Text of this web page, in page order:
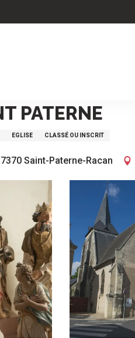
PATERNE
EGLISE CLASSÉ OU INSCRIT
Saint-Paterne-Racan